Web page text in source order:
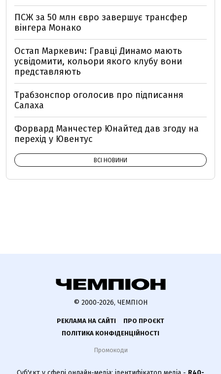
ПСЖ за 50 млн євро завершує трансфер
вінгера Монако
Остап Маркевич: Гравці Динамо мають
усвідомити, кольори якого клубу вони
представляють
Трабзонспор оголосив про підписання
Салаха
Форвард Манчестер Юнайтед дав згоду на
перехід у Ювентус
ВСІ НОВИНИ
© 2000-2026, ЧЕМПІОН
РЕКЛАМА НА САЙТІ
ПРО ПРОЄКТ
ПОЛІТИКА КОНФІДЕНЦІЙНОСТІ
Промокоди